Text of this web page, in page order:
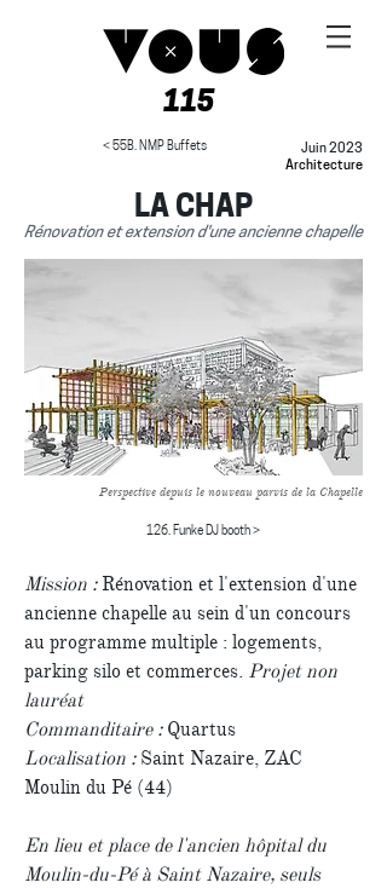
115
< 55B. NMP Buffets
Juin 2023
Architecture
LA CHAP
Rénovation et extension d'une ancienne chapelle
Perspective depuis le nouveau parvis de la Chapelle
126. Funke DJ booth >
Mission :Rénovation et l'extension d'une
ancienne chapelle au sein d'un concours
au programme multiple : logements,
parking silo et commerces. Projet non
lauréat
Commanditaire :Quartus
Localisation :Saint Nazaire, ZAC
Moulin du Pé (44)
En lieu et place de l'ancien hôpital du
Moulin-du-Pé à Saint Nazaire, seuls